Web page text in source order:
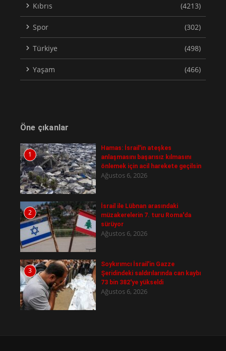
Kıbrıs (4213)
Spor (302)
Türkiye (498)
Yaşam (466)
Öne çıkanlar
1
Hamas: İsrail'in ateşkes
anlaşmasını başarısız kılmasını
önlemek için acil harekete geçilsin
Ağustos 6, 2026
2
İsrail ile Lübnan arasındaki
müzakerelerin 7. turu Roma'da
sürüyor
Ağustos 6, 2026
3
Soykırımcı İsrail'in Gazze
Şeridindeki saldırılarında can kaybı
73 bin 382'ye yükseldi
Ağustos 6, 2026